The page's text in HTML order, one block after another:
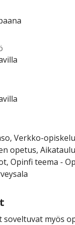
Verkko-
opetus,
Opinfi teema -
soveltuvat myös